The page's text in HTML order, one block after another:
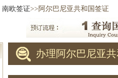
南欧签证>>阿尔巴尼亚共和国签证
办理阿尔巴尼亚